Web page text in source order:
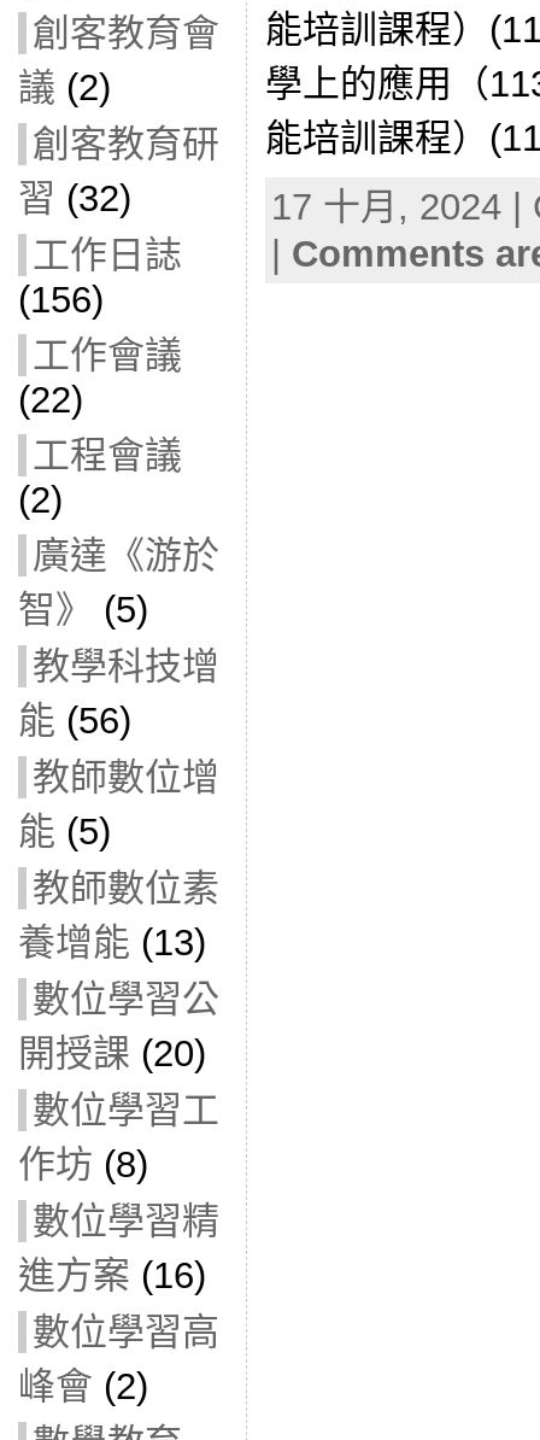
創客教育會
議 (2)
創客教育研
習 (32)
工作日誌
(156)
工作會議
(22)
工程會議
(2)
廣達《游於
智》
(5)
教學科技增
能 (56)
教師數位增
能 (5)
教師數位素
養增能 (13)
數位學習公
開授課 (20)
數位學習工
作坊 (8)
數位學習精
進方案 (16)
數位學習高
峰會 (2)
能培訓課程）
學上的應用（
能培訓課程）
17 十月, 2024
| Comments